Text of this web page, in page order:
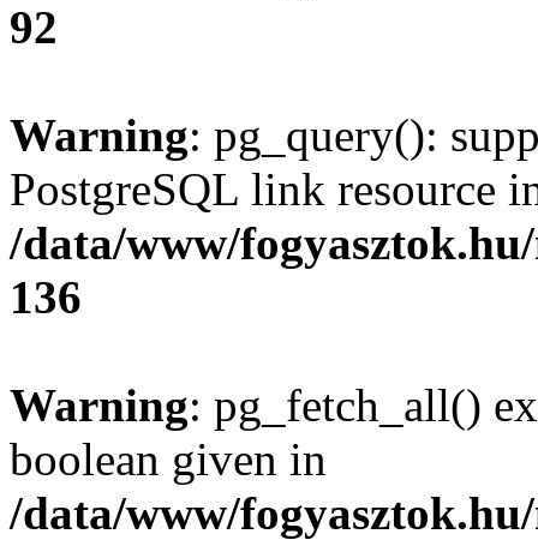
92
Warning: pg_query():
PostgreSQL link resource
/data/www/
136
Warning: pg_fetch_all()
boolean given in
/data/www/